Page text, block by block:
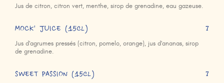
Jus de citron, citron vert, menthe, sirop de grenadine, eau gazeuse.
MOCK' JUICE (15cl)
Jus d'agrumes pressés (citron, pomelo, orange), jus d'ananas, sirop
de grenadine.
7
SWEET PASSION (15cl) 7